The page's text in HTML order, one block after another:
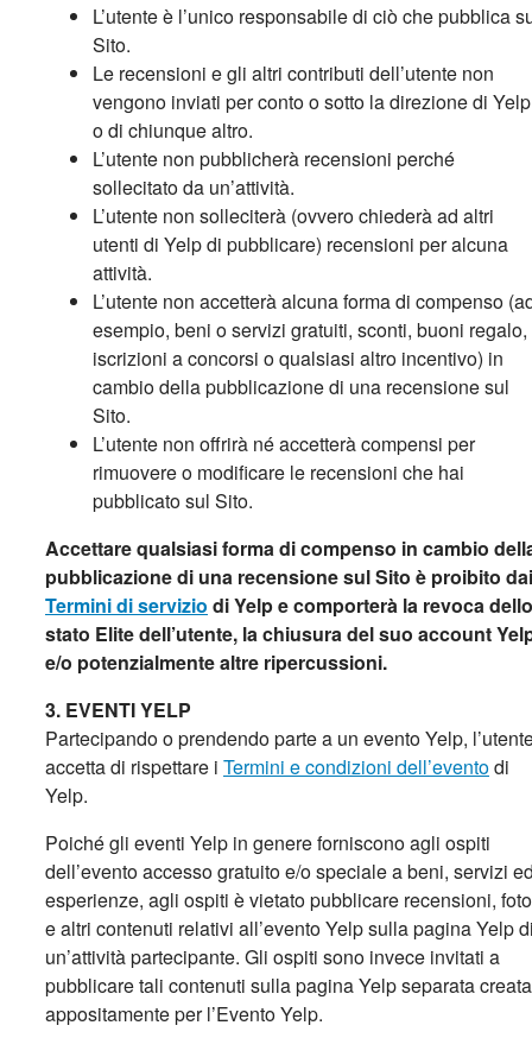
L’utente è l’unico responsabile di ciò che pubblica
Sito.
Le recensioni e gli altri contributi dell’utente non
vengono inviati per conto o sotto la direzione di Yelp
o di chiunque altro.
L’utente non pubblicherà recensioni perché
sollecitato da un’attività.
L’utente non solleciterà (ovvero chiederà ad altri
utenti di Yelp di pubblicare) recensioni per alcuna
attività.
L’utente non accetterà alcuna forma di compenso
esempio, beni o servizi gratuiti, sconti, buoni regalo,
iscrizioni a concorsi o qualsiasi altro incentivo) in
cambio della pubblicazione di una recensione sul
Sito.
L’utente non offrirà né accetterà compensi per
rimuovere o modificare le recensioni che hai
pubblicato sul Sito.
Accettarequalsiasiforma di compenso in cambio
pubblicazione di una recensione sul Sito è proibito dai
Termini di servizio di Yelp e comporterà la revoca dello
stato Elite dell’utente, la chiusura del suo account
e/o potenzialmente altre ripercussioni.
3. EVENTI YELP
Partecipando o prendendo parte a un evento Yelp,
accetta di rispettare i Termini e condizioni dell’eventodi
Yelp.
Poiché gli eventi Yelp in genere forniscono agli ospiti
dell’evento accesso gratuito e/o speciale a beni, servizi
esperienze, agli ospiti è vietato pubblicare recensioni, foto
e altri contenuti relativi all’evento Yelp sulla pagina Yelp
un’attività partecipante. Gli ospiti sono invece invitati a
pubblicare tali contenuti sulla pagina Yelp separata creata
appositamente per l’Evento Yelp.